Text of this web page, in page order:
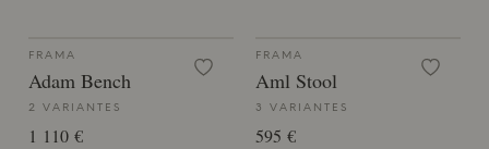
FRAMA
Adam Bench
2 VARIANTES
1 110 €
FRAMA
Aml Stool
3 VARIANTES
595 €